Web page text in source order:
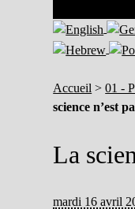
Accueil >01 -
science n’est
La
mardi 16 avril